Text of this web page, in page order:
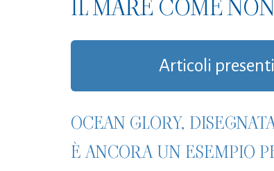
IL MARE COME
Articoli
OCEAN GLORY,
È ANCORA UN ESEMPIO